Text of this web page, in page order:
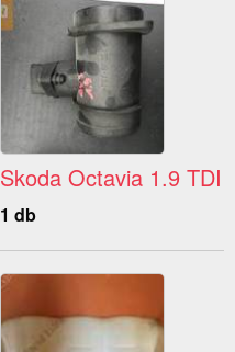
Skoda Octavia 1.9 TDI
1 db